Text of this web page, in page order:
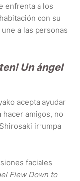
enfrenta a los
con su
a las personas
Un ángel
acepta ayudar
hacer amigos, no
irrumpa
faciales
Flew Down to